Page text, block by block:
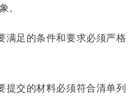
。
足的条件和要求必须严格
交的材料必须符合清单列